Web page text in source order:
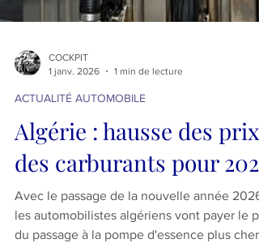
COCKPIT
1 janv. 2026
1 min de lecture
ACTUALITÉ AUTOMOBILE
Algérie : hausse des prix
des carburants pour 2026
Avec le passage de la nouvelle année 2026,